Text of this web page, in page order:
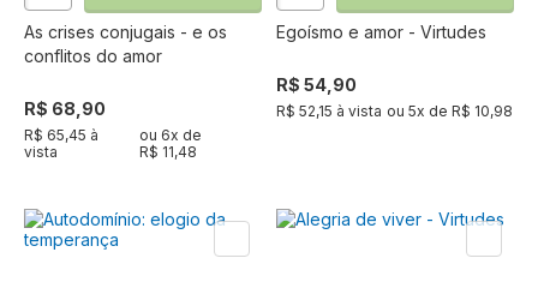
As crises conjugais - e os
conflitos do amor
R$ 68,90
R$ 65,45 à
vista
ou 6x de
R$ 11,48
Egoísmo e amor - Virtudes
R$ 54,90
R$ 52,15 à vista ou5x deR$ 10,98